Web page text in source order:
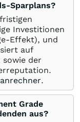
Sparplans?
Investitionen
Effekt), und
auf
sowie der
.
Grade
aus?